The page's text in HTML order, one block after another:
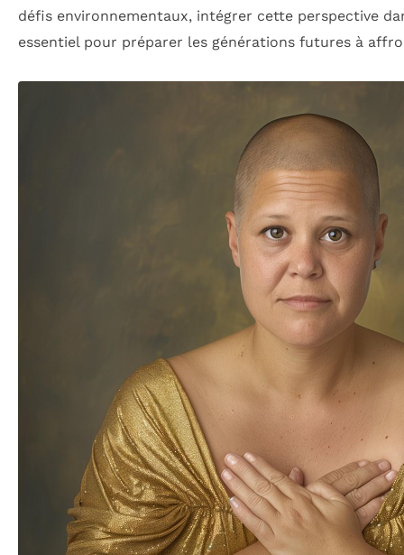
défis environnementaux, intégrer cette perspective
essentiel pour préparer les générations futures à